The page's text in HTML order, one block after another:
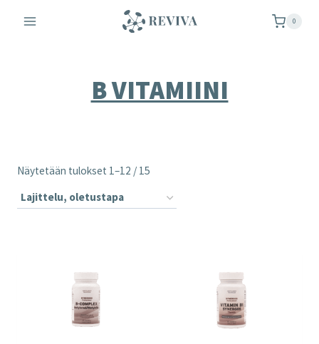
sisältöön
0
B VITAMIINI
Näytetään tulokset 1–12 / 15